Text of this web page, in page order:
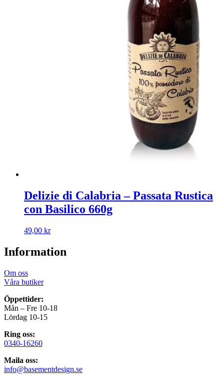
Delizie di Calabria – Passata Rustica
con Basilico 660g
49,00 kr
Information
Om oss
Våra butiker
Öppettider:
Mån – Fre 10-18
Lördag 10-15
Ring oss:
0340-16260
Maila oss:
info@basementdesign.se